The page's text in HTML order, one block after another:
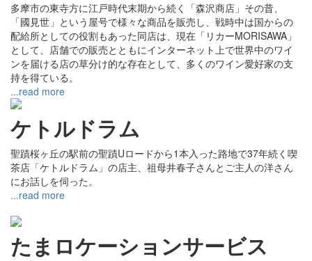
多摩市の東寺方に江戸時代末期から続く「森沢商店」その昔、
「國見世」という屋号で様々な商品を販売し、戦時中は国からの
配給所としての役割もあった同店は、現在「リカーMORISAWA」
として、店舗での販売とともにインターネット上で世界中のワイ
ンを届ける店の草分け的な存在として、多くのワイン愛好家の支
持を得ている。
...read more
ケトルドラム
聖蹟桜ヶ丘の駅前の聖蹟Uロードから1本入った路地で37年続く喫
茶店「ケトルドラム」の店主、祖母井春子さんとご主人の洋さん
にお話しを伺った。
...read more
たまロケーションサービス